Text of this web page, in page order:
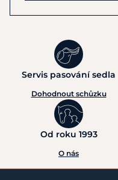
Servis pasování sedla
Dohodnout schůzku
Od roku 1993
O nás